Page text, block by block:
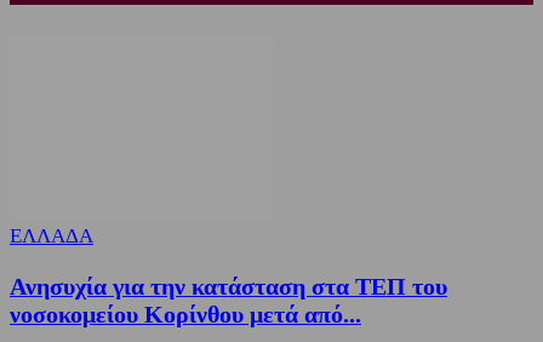
ΕΛΛΑΔΑ
Ανησυχία για την κατάσταση στα ΤΕΠ του
νοσοκομείου Κορίνθου μετά από...